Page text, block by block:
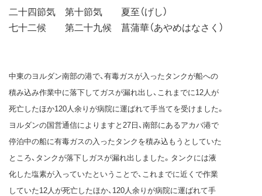
二十四節気 第十節気 夏至（げし）
七十二候 第二十九候 菖蒲華（あやめはなさく）
中東のヨルダン南部の港で、有毒ガスが入ったタンクが船への
積み込み作業中に落下してガスが漏れ出し、これまでに12人が
死亡したほか120人余りが病院に運ばれて手当てを受けました。
ヨルダンの国営通信によりますと27日、南部にあるアカバ港で
停泊中の船に有毒ガスの入ったタンクを積み込もうとしていた
ところ、タンクが落下しガスが漏れ出しました。タンクには液
化した塩素が入っていたということで、これまでに近くで作業
していた12人が死亡したほか、120人余りが病院に運ばれて手